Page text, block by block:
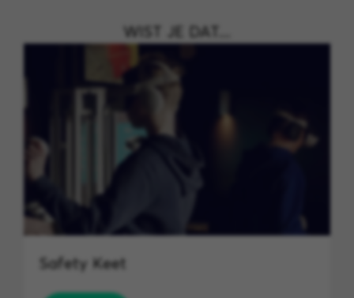
WIST JE DAT....
Safety Keet